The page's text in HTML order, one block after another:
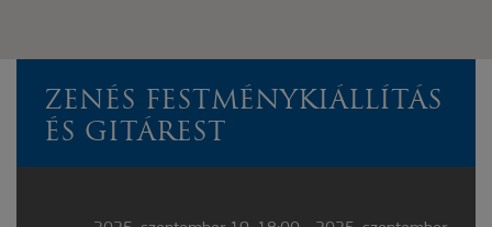
ZENÉS FESTMÉNYKIÁLLÍTÁS
ÉS GITÁREST